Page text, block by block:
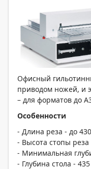
Офисный
приводом ножей, и
– для форматов до
Особенности
- Длина реза - до
- Высота стопы
- Минимальная
- Глубина стола -